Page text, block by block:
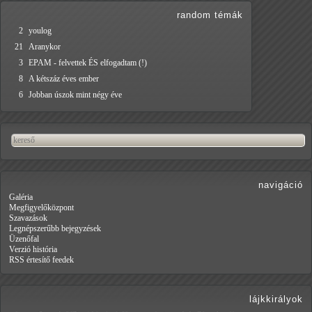
random témák
2 youlog
21
Aranykor
3 EPAM - felvettek ÉS elfogadtam (!)
8 A kétszáz éves ember
6 Jobban úszok mint négy éve
navigáció
Galéria
Megfigyelőközpont
Szavazások
Legnépszerűbb bejegyzések
Üzenőfal
Verzió história
RSS értesítő feedek
lájkkirályok